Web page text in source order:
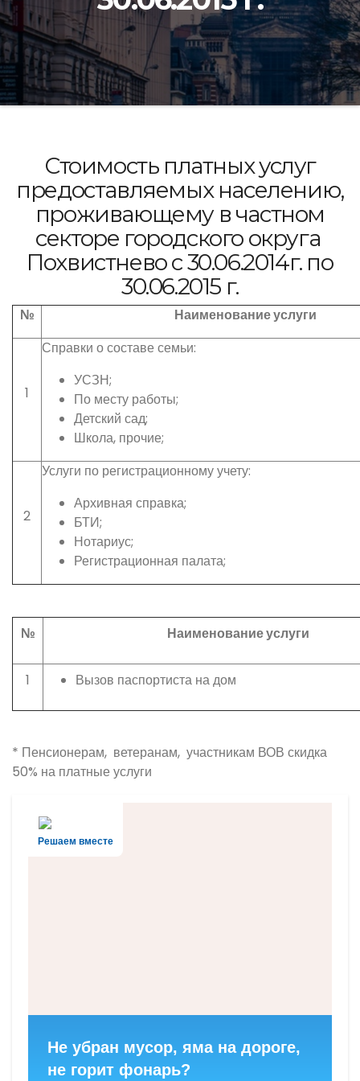
Стоимость платных услуг
предоставляемых населению,
проживающему в частном
секторе городского округа
Похвистнево с 30.06.2014г. по
30.06.2015 г.
№ Наименование услуги
1
Справки о составе семьи:
УСЗН;
По месту работы;
Детский сад;
Школа, прочие;
2
Услуги по регистрационному учету:
Архивная справка;
БТИ;
Нотариус;
Регистрационная палата;
№ Наименование услуги
1 Вызов паспортиста на дом
* Пенсионерам, ветеранам, участникам ВОВ скидка
50% на платные услуги
Решаем вместе
Не убран мусор, яма на дороге,
не горит фонарь?